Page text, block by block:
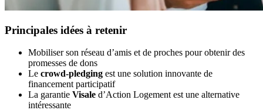
Principales idées à retenir
Mobiliser son réseau d’amis et de proches pour obtenir des
promesses de dons
Le crowd-pledging est une solution innovante de
financement participatif
La garantie Visale d’Action Logement est une alternative
intéressante